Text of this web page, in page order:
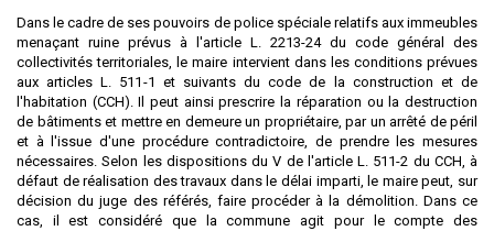
Dans le cadre de ses pouvoirs de police spéciale relatifs aux immeubles
menaçant ruine prévus à l'article L. 2213-24 du code général des
collectivités territoriales, le maire intervient dans les conditions prévues
aux articles L. 511-1 et suivants du code de la construction et de
l'habitation (CCH). Il peut ainsi prescrire la réparation ou la destruction
de bâtiments et mettre en demeure un propriétaire, par un arrêté de péril
et à l'issue d'une procédure contradictoire, de prendre les mesures
nécessaires. Selon les dispositions du V de l'article L. 511-2 du CCH, à
défaut de réalisation des travaux dans le délai imparti, le maire peut, sur
décision du juge des référés, faire procéder à la démolition. Dans ce
cas, il est considéré que la commune agit pour le compte des